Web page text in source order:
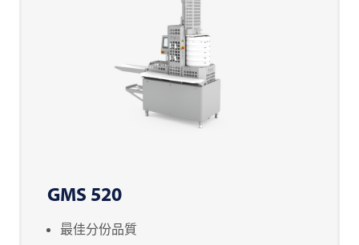
GMS 520
最佳分份品質